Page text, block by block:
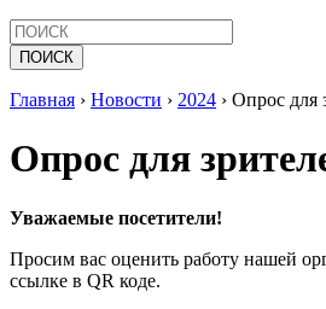
Главная › Новости › 2024 › Опрос для
Опрос для
Уважаемые посетители!
Просим вас оценить работу нашей
ссылке в QR коде.